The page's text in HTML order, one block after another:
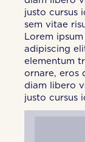
justo cursus
sem vitae
Lorem
adipiscing
elementum
ornare, eros
diam libero
justo cursus